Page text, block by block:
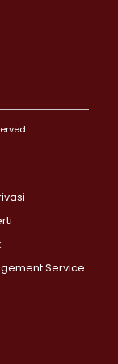
Service